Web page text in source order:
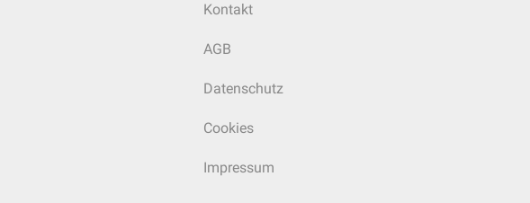
Kontakt
AGB
Datenschutz
Cookies
Impressum